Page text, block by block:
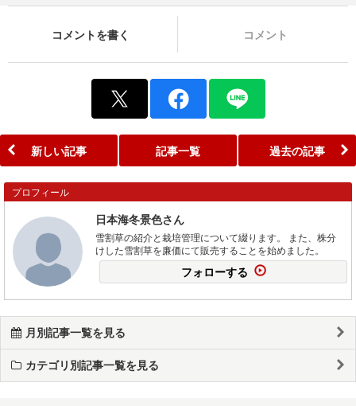
コメントを書く コメント
新しい記事 記事一覧 過去の記事
プロフィール
日本海冬景色さん
雪割草の紹介と栽培管理について綴ります。 また、株分
けした雪割草を廉価にて販売することを始めました。
フォローする
月別記事一覧を見る
カテゴリ別記事一覧を見る